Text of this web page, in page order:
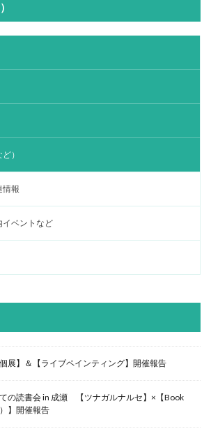
）
情報
イベントなど
】＆【ライブペインティング】開催報告
ての読書会 in 成瀬 【ツナガルナルセ】×【Book
】開催報告